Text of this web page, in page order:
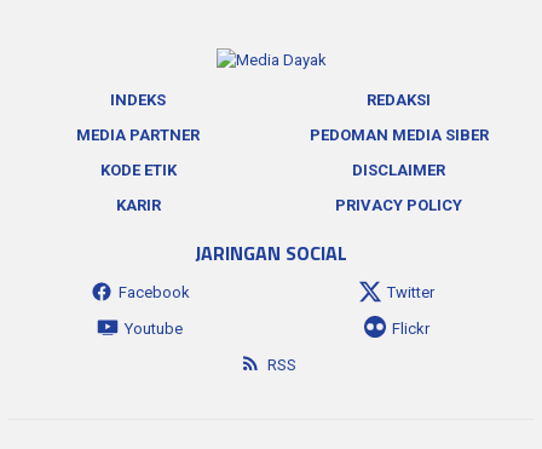
INDEKS
REDAKSI
MEDIA PARTNER
PEDOMAN MEDIA SIBER
KODE ETIK
DISCLAIMER
KARIR
PRIVACY POLICY
JARINGAN SOCIAL
Facebook
Twitter
Youtube
Flickr
RSS